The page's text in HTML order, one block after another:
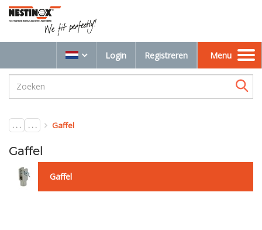
Login Registreren
Toggle
navigation
Menu
. . . . . . Gaffel
Gaffel
Gaffel